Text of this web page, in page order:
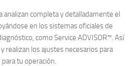
analizan completa y detalladamente el
en los sistemas oficiales de
como Service ADVISOR™. Así
realizan los ajustes necesarios para
tu operación.